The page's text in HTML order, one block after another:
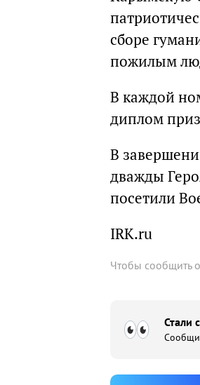
сборе
пожилым
В каждой
диплом
В
дважды
посетили
IRK.ru
Чтобы сообщить
Стали